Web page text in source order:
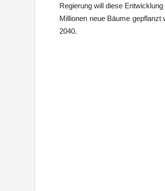
Regierung will diese
Millionen neue Bäume
2040.